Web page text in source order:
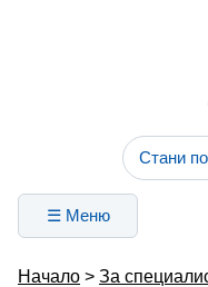
Стани
☰ Меню
Начало > За